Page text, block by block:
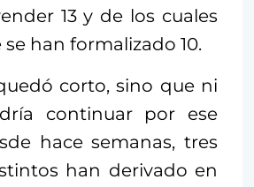
13 y de los cuales
han formalizado 10.
corto, sino que ni
continuar por ese
hace semanas, tres
han derivado en